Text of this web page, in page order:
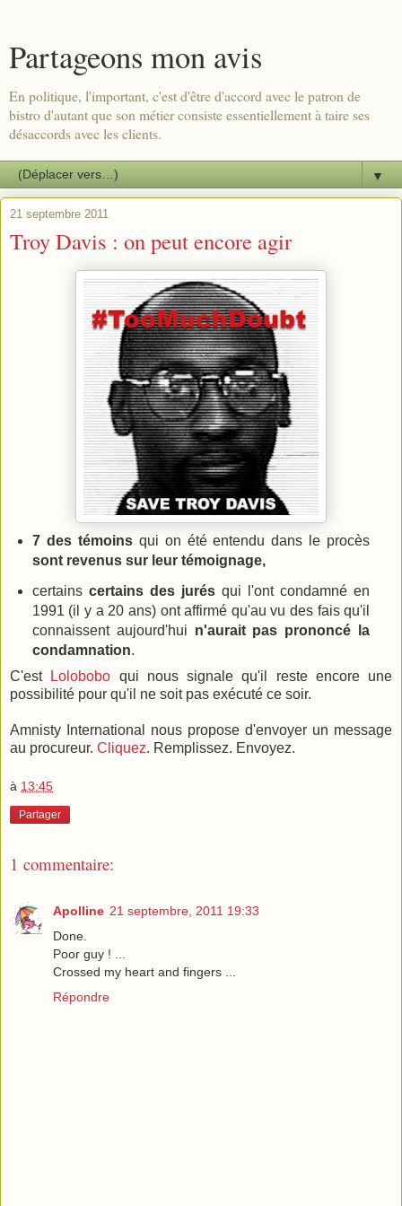
Partageons mon avis
En politique, l'important, c'est d'être d'accord avec le patron de
bistro d'autant que son métier consiste essentiellement à taire ses
désaccords avec les clients.
▼
21 septembre 2011
Troy Davis : on peut encore agir
7 des témoinsqui on été entendu dans le procès
sont revenus sur leur témoignage,
certains certains des jurésqui l'ont condamné en
1991 (il y a 20 ans) ont affirmé qu'au vu des fais qu'il
connaissent aujourd'hui n'aurait pas prononcé la
condamnation.
C'est
Lolobobo qui nous signale qu'il reste encore une
possibilité pour qu'il ne soit pas exécuté ce soir.
Amnisty International nous propose d'envoyer un message
au procureur. Cliquez. Remplissez. Envoyez.
à 13:45
Partager
1 commentaire:
Apolline 21 septembre, 2011 19:33
Done.
Poor guy ! ...
Crossed my heart and fingers ...
Répondre